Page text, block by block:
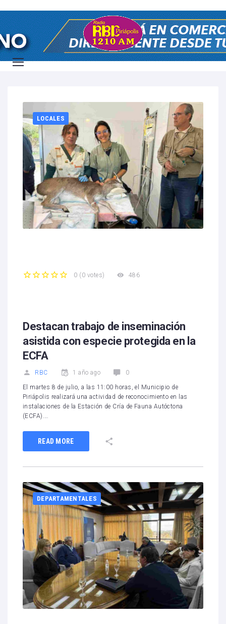
Home
LOCALES
0 ( 0 votes) 486
Destacan trabajo de inseminación
asistida con especie protegida en la
ECFA
RBC 1 año ago 0
El martes 8 de julio, a las 11:00 horas, el Municipio de
Piriápolis realizará una actividad de reconocimiento en las
instalaciones de la Estación de Cría de Fauna Autóctona
(ECFA).…
READ MORE
DEPARTAMENTALES